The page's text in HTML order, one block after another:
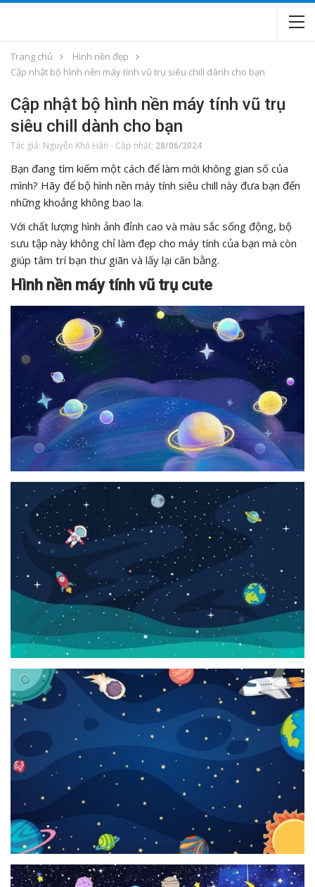
Trang chủ
Hình nền đẹp
Cập nhật bộ hình nền máy tính vũ trụ siêu chill dành cho bạn
Cập nhật bộ hình nền máy tính vũ trụ
siêu chill dành cho bạn
Tác giả: Nguyễn Khả Hân - Cập nhật: 28/06/2024
Bạn đang tìm kiếm một cách để làm mới không gian số của
mình? Hãy để bộ hình nền máy tính siêu chill này đưa bạn đến
những khoảng không bao la.
Với chất lượng hình ảnh đỉnh cao và màu sắc sống động, bộ
sưu tập này không chỉ làm đẹp cho máy tính của bạn mà còn
giúp tâm trí bạn thư giãn và lấy lại cân bằng.
Hình nền máy tính vũ trụ cute